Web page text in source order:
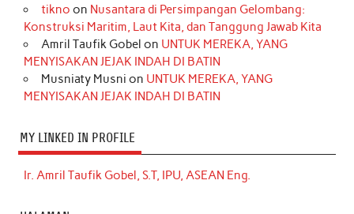
tikno on Nusantara di Persimpangan Gelombang:
Konstruksi Maritim, Laut Kita, dan Tanggung Jawab Kita
Amril Taufik Gobel on UNTUK MEREKA, YANG
MENYISAKAN JEJAK INDAH DI BATIN
Musniaty Musni on UNTUK MEREKA, YANG
MENYISAKAN JEJAK INDAH DI BATIN
MY LINKED IN PROFILE
Ir. Amril Taufik Gobel, S.T, IPU, ASEAN Eng.